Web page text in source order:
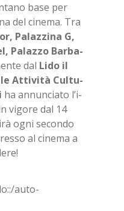
base per
del ci­ne­ma. Tra
Pa­laz­zi­na G,
Pa­laz­zo Bar­ba­
dal Lido il
At­ti­vi­tà Cul­tu­
ha an­nun­cia­to l’i­
vi­go­re dal 14
ogni se­con­do
al ci­ne­ma a
​au­to­